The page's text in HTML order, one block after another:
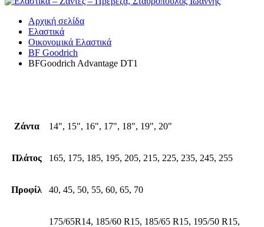
Αρχική σελίδα
Ελαστικά
Οικονομικά Ελαστικά
BF Goodrich
BFGoodrich Advantage DT1
Ζάντα 14", 15", 16", 17", 18", 19", 20"
Πλάτος 165, 175, 185, 195, 205, 215, 225, 235, 245, 255
Προφίλ 40, 45, 50, 55, 60, 65, 70
175/65R14, 185/60 R15, 185/65 R15, 195/50 R15,